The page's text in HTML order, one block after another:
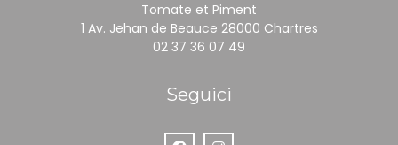
Tomate et Piment
1 Av. Jehan de Beauce 28000 Chartres((apre una
02 37 36 07 49
Seguici